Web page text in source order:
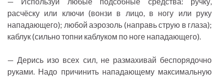
расчёску или ключи (вонзи в лицо, в ногу или руку
нападающего); любой аэрозоль (направь струю в глаза);
каблук (сильно топни каблуком по ноге нападающего).
— Дерись изо всех сил, не размахивай беспорядочно
руками. Надо причинить нападающему максимальную